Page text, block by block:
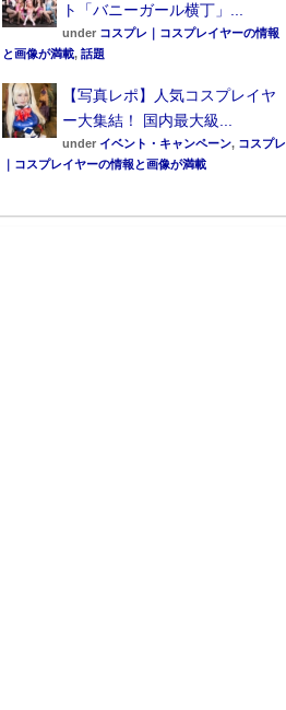
ト「バニーガール横丁」...
under コスプレ｜コスプレイヤーの情報
と画像が満載, 話題
【写真レポ】人気コスプレイヤ
ー大集結！ 国内最大級...
under イベント・キャンペーン, コスプレ
｜コスプレイヤーの情報と画像が満載